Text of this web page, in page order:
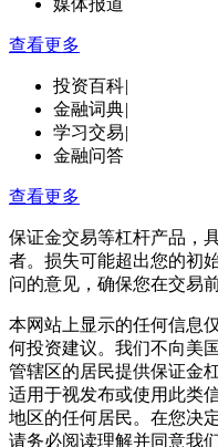
媒体报道
查看更多
投资百科|
金融词典|
学习交易|
金融问答
查看更多
保证金交易等杠杆产品，
者。损失可能超出您的初
问的意见，确保您在交易
本网站上显示的任何信息
何投资建议。我们不向美
管辖区的居民提供保证金
适用于视发布或使用此类
地区的任何居民。在您决
请务必阅读理解并同意我